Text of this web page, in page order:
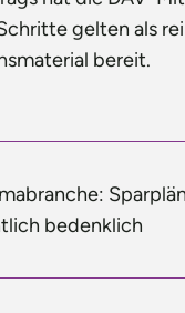
gelten als
bereit.
bedenklich